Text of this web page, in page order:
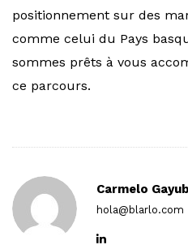
positionnement sur des
comme celui du Pays
sommes prêts à vous
ce parcours.
Carmelo
hola@blarlo.com